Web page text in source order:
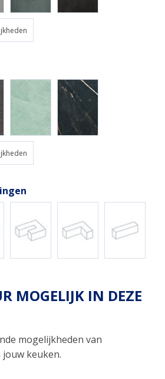
MOGELIJK IN DEZE
mogelijkheden van
keuken.